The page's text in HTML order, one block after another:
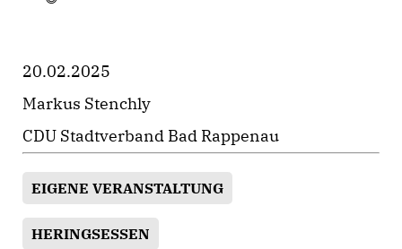
20.02.2025
Markus Stenchly
CDU Stadtverband Bad Rappenau
EIGENE VERANSTALTUNG
HERINGSESSEN